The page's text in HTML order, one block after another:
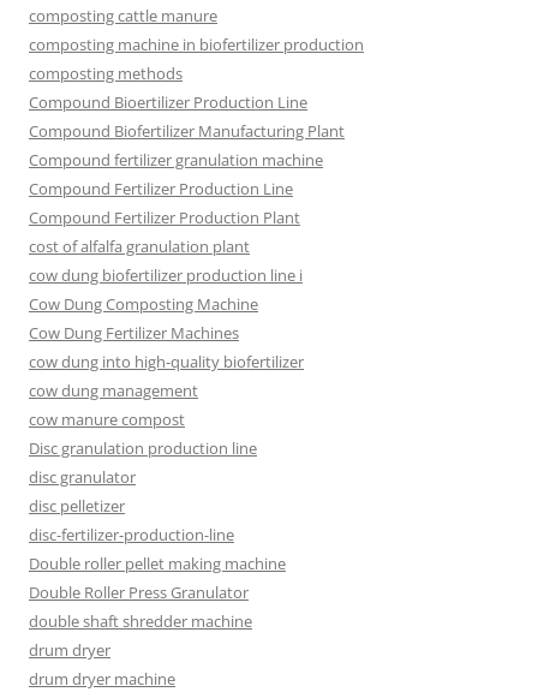
composting cattle manure
composting machine in biofertilizer production
composting methods
Compound Bioertilizer Production Line
Compound Biofertilizer Manufacturing Plant
Compound fertilizer granulation machine
Compound Fertilizer Production Line
Compound Fertilizer Production Plant
cost of alfalfa granulation plant
cow dung biofertilizer production line i
Cow Dung Composting Machine
Cow Dung Fertilizer Machines
cow dung into high-quality biofertilizer
cow dung management
cow manure compost
Disc granulation production line
disc granulator
disc pelletizer
disc-fertilizer-production-line
Double roller pellet making machine
Double Roller Press Granulator
double shaft shredder machine
drum dryer
drum dryer machine